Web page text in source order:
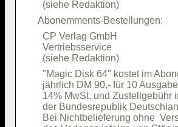
  CP Verlag GmbH
  Vertriebsservice
"Magic Disk 64" kostet im
jährlich DM 90,- für 10
14% MwSt. und Zustellgebühr
der Bundesrepublik
Bei Nichtbelieferung ohne